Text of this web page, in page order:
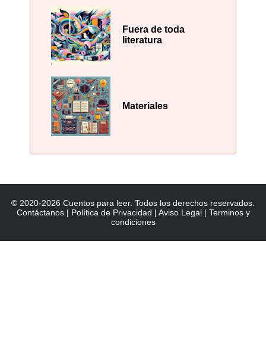
Fuera de toda
literatura
Materiales
© 2020-2026 Cuentos para leer. Todos los derechos reservados.
Contáctanos| Política de Privacidad | Aviso Legal| Terminos y
condiciones